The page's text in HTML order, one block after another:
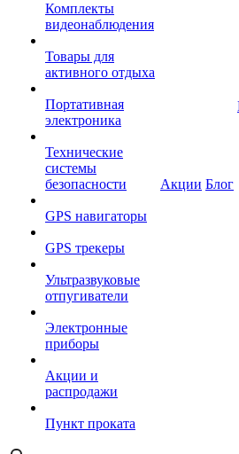
Комплекты
видеонаблюдения
Товары для
активного отдыха
Портативная
электроника
Технические
системы
безопасности
GPS навигаторы
GPS трекеры
Ультразвуковые
отпугиватели
Электронные
приборы
Акции и
распродажи
Пункт проката
Акции Блог